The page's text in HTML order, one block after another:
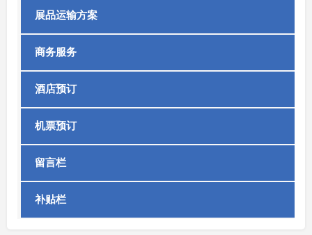
展品运输方案
商务服务
酒店预订
机票预订
留言栏
补贴栏